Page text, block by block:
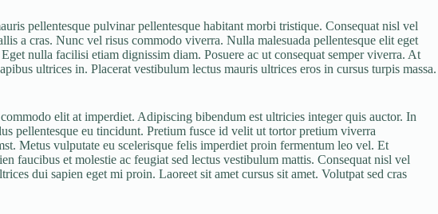
pellentesque pulvinar pellentesque habitant morbi tristique. Consequat nisl vel
a cras. Nunc vel risus commodo viverra. Nulla malesuada pellentesque elit eget
nulla facilisi etiam dignissim diam. Posuere ac ut consequat semper viverra. At
ultrices in. Placerat vestibulum lectus mauris ultrices eros in cursus turpis massa.
elit at imperdiet. Adipiscing bibendum est ultricies integer quis auctor. In
pellentesque eu tincidunt. Pretium fusce id velit ut tortor pretium viverra
Metus vulputate eu scelerisque felis imperdiet proin fermentum leo vel. Et
faucibus et molestie ac feugiat sed lectus vestibulum mattis. Consequat nisl vel
dui sapien eget mi proin. Laoreet sit amet cursus sit amet. Volutpat sed cras